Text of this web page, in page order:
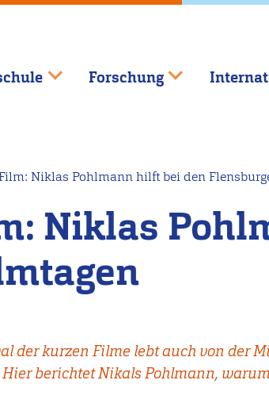
Forschung
Niklas Pohlmann hilft bei den
Niklas
der kurzen Filme lebt auch von der
berichtet Nikals Pohlmann,